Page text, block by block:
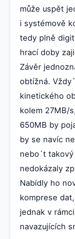
může uspět
i systémově
tedy plně
hrací doby
Závěr
obtížná.
kinetického
kolem 27MB/
650MB by
by se navíc
nebo´t
nedokázaly
Nabídly ho
komprese
jednak v
navazujících